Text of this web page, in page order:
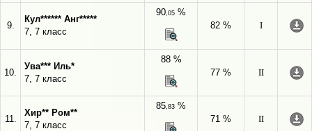
9.
Кул****** Анг*****
7, 7 класс
90,05 %
82 %
I
10.
Ува*** Иль*
7, 7 класс
88 %
77 %
II
11.
Хир** Ром**
7, 7 класс
85,83 %
71 %
II